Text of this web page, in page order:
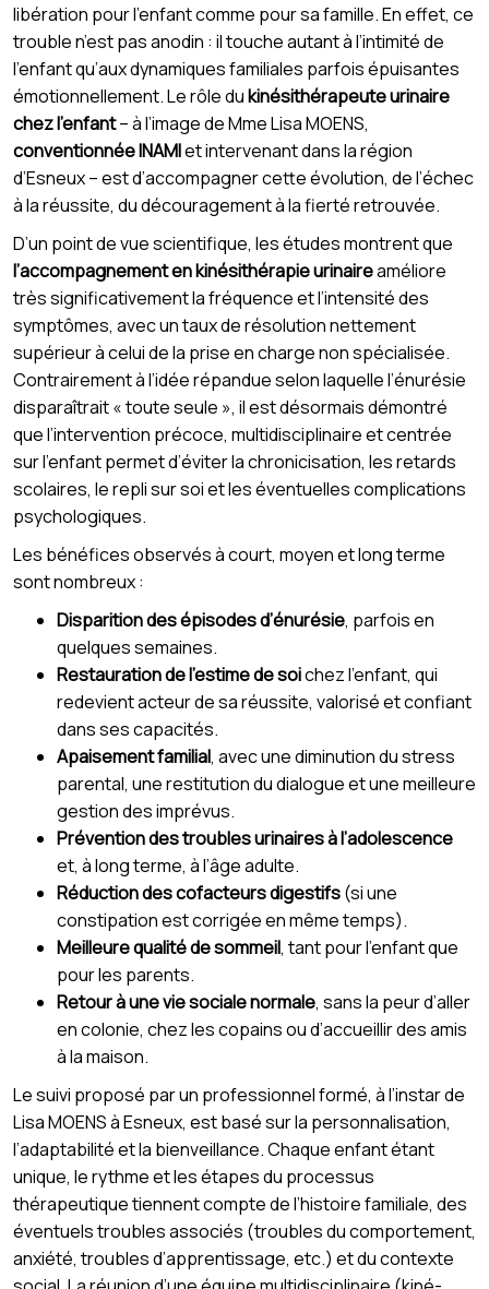
libération pour l’enfant comme pour sa famille. En effet, ce
trouble n’est pas anodin : il touche autant à l’intimité de
l’enfant qu’aux dynamiques familiales parfois épuisantes
émotionnellement. Le rôle dukinésithérapeute urinaire
chez l’enfant– à l’image de Mme Lisa MOENS,
conventionnée INAMIet intervenant dans la région
d’Esneux – est d’accompagner cette évolution, de l’échec
à la réussite, du découragement à la fierté retrouvée.
D’un point de vue scientifique, les études montrent que
l’accompagnement en kinésithérapie urinaireaméliore
très significativement la fréquence et l’intensité des
symptômes, avec un taux de résolution nettement
supérieur à celui de la prise en charge non spécialisée.
Contrairement à l’idée répandue selon laquelle l’énurésie
disparaîtrait « toute seule », il est désormais démontré
que l’intervention précoce, multidisciplinaire et centrée
sur l’enfant permet d’éviter la chronicisation, les retards
scolaires, le repli sur soi et les éventuelles complications
psychologiques.
Les bénéfices observés à court, moyen et long terme
sont nombreux :
Disparition des épisodes d’énurésie, parfois en
quelques semaines.
Restauration de l’estime de soichez l’enfant, qui
redevient acteur de sa réussite, valorisé et confiant
dans ses capacités.
Apaisement familial, avec une diminution du stress
parental, une restitution du dialogue et une meilleure
gestion des imprévus.
Prévention des troubles urinaires à l’adolescence
et, à long terme, à l’âge adulte.
Réduction des cofacteurs digestifs(si une
constipation est corrigée en même temps).
Meilleure qualité de sommeil, tant pour l’enfant que
pour les parents.
Retour à une vie sociale normale, sans la peur d’aller
en colonie, chez les copains ou d’accueillir des amis
à la maison.
Le suivi proposé par un professionnel formé, à l’instar de
Lisa MOENS à Esneux, est basé sur la personnalisation,
l’adaptabilité et la bienveillance. Chaque enfant étant
unique, le rythme et les étapes du processus
thérapeutique tiennent compte de l’histoire familiale, des
éventuels troubles associés (troubles du comportement,
anxiété, troubles d’apprentissage, etc.) et du contexte